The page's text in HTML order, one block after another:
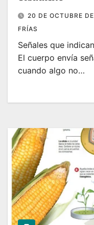
20 DE OCTUBRE
FRÍAS
Señales que
El cuerpo envía
cuando algo no…